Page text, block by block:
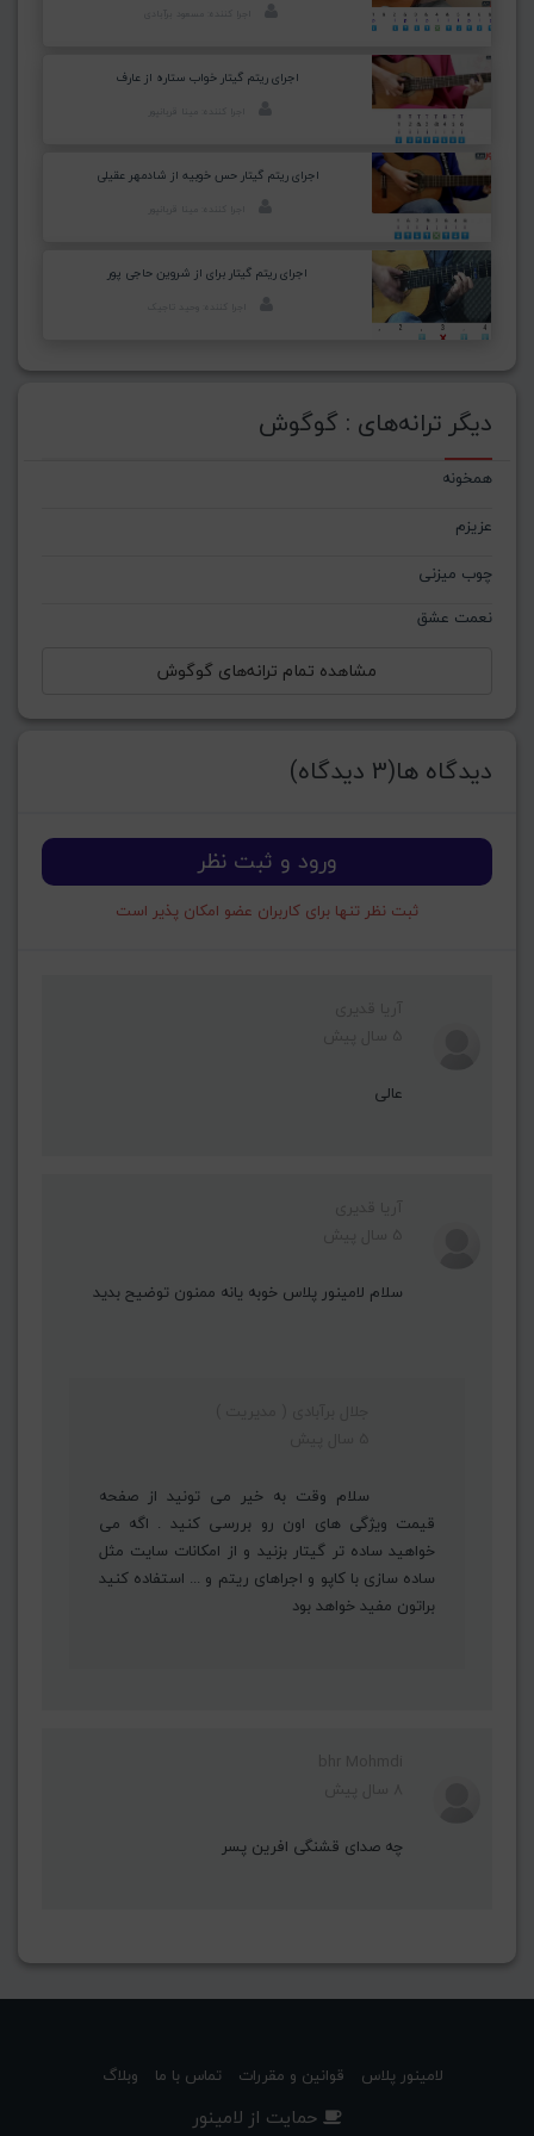
اجرای ریتم گیتار خواب ستاره از عارف
اجرای ریتم گیتار حس خوبیه از شادمهر عقیلی
اجرای ریتم گیتار برای از شروین حاجی پور
دیگر ترانه‌های : گوگوش
همخونه
عزیزم
چوب میزنی
نعمت عشق
مشاهده تمام ترانه‌های گوگوش
دیدگاه ها(3 دیدگاه)
ورود و ثبت نظر
ثبت نظر تنها برای کاربران عضو امکان پذیر است
عالی
سلام لامینور پلاس خوبه یانه ممنون توضیح بدید
سلام وقت به خیر می تونید از صفحه
قیمت ویژگی های اون رو بررسی کنید . اگه می
خواهید ساده تر گیتار بزنید و از امکانات سایت مثل
ساده سازی با کاپو و اجراهای ریتم و ... استفاده کنید
براتون مفید خواهد بود
چه صدای قشنگی افرین پسر
لامینور پلاس قوانین و مقررات تماس با ما وبلاگ
حمایت از لامینور